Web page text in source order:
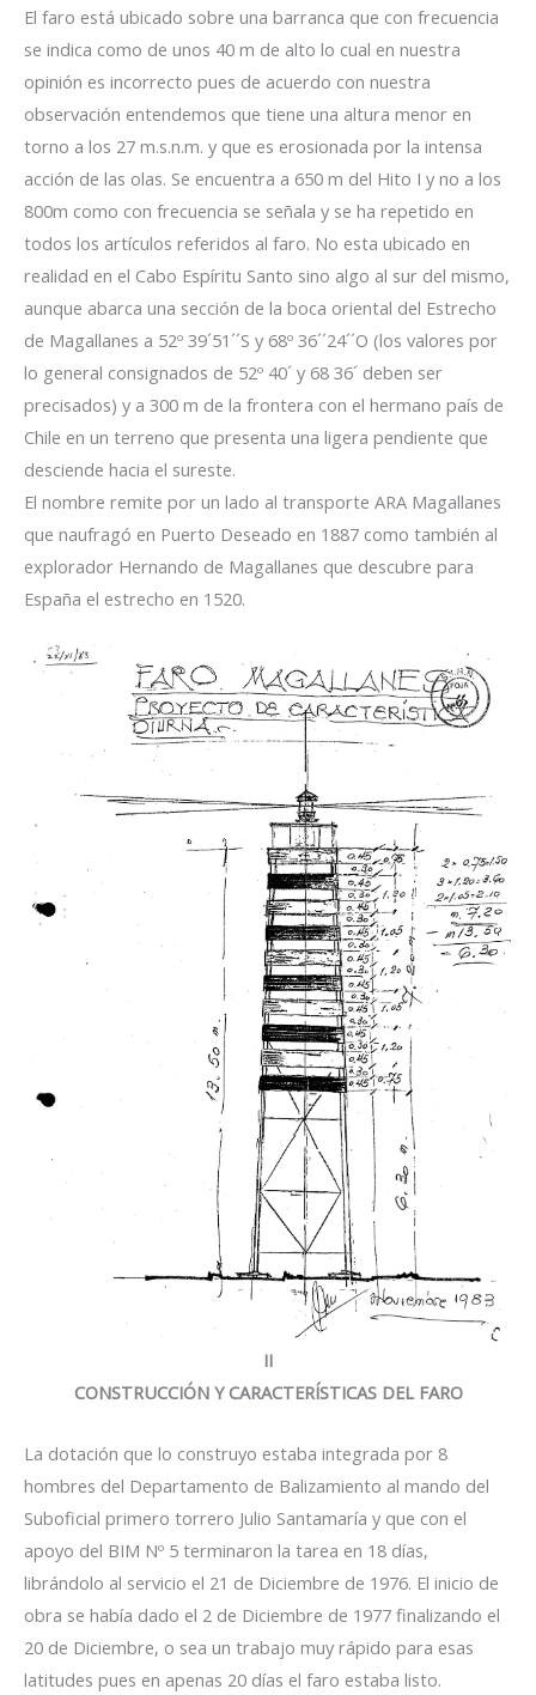
El faro está ubicado sobre una barranca que con frecuencia
se indica como de unos 40 m de alto lo cual en nuestra
opinión es incorrecto pues de acuerdo con nuestra
observación entendemos que tiene una altura menor en
torno a los 27 m.s.n.m. y que es erosionada por la intensa
acción de las olas. Se encuentra a 650 m del Hito I y no a los
800m como con frecuencia se señala y se ha repetido en
todos los artículos referidos al faro. No esta ubicado en
realidad en el Cabo Espíritu Santo sino algo al sur del mismo,
aunque abarca una sección de la boca oriental del Estrecho
de Magallanes a 52º 39´51´´S y 68º 36´´24´´O (los valores por
lo general consignados de 52º 40´ y 68 36´ deben ser
precisados) y a 300 m de la frontera con el hermano país de
Chile en un terreno que presenta una ligera pendiente que
desciende hacia el sureste.
El nombre remite por un lado al transporte ARA Magallanes
que naufragó en Puerto Deseado en 1887 como también al
explorador Hernando de Magallanes que descubre para
España el estrecho en 1520.
II
CONSTRUCCIÓN Y CARACTERÍSTICAS DEL FARO
La dotación que lo construyo estaba integrada por 8
hombres del Departamento de Balizamiento al mando del
Suboficial primero torrero Julio Santamaría y que con el
apoyo del BIM Nº 5 terminaron la tarea en 18 días,
librándolo al servicio el 21 de Diciembre de 1976. El inicio de
obra se había dado el 2 de Diciembre de 1977 finalizando el
20 de Diciembre, o sea un trabajo muy rápido para esas
latitudes pues en apenas 20 días el faro estaba listo.